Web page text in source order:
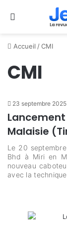
Se connecter
Accueil /CMI
CMI
23 septembre 2025
Lancement
Malaisie
Le 20
Bhd à Miri en
nouveau
avec la